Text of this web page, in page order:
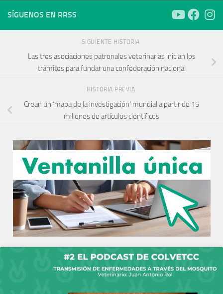
SÍGUENOS EN RRSS
SIGUIENTE HISTORIA
Las tres asociaciones patronales veterinarias inician los
trámites para fundar una confederación nacional
HISTORIA PREVIA
Crean un ‘mapa de la investigación’ mundial a partir de 15
millones de artículos científicos